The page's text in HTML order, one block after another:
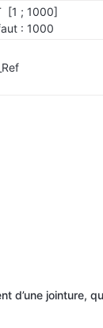
[1 ; 1000]
: 1000
d’une jointure,